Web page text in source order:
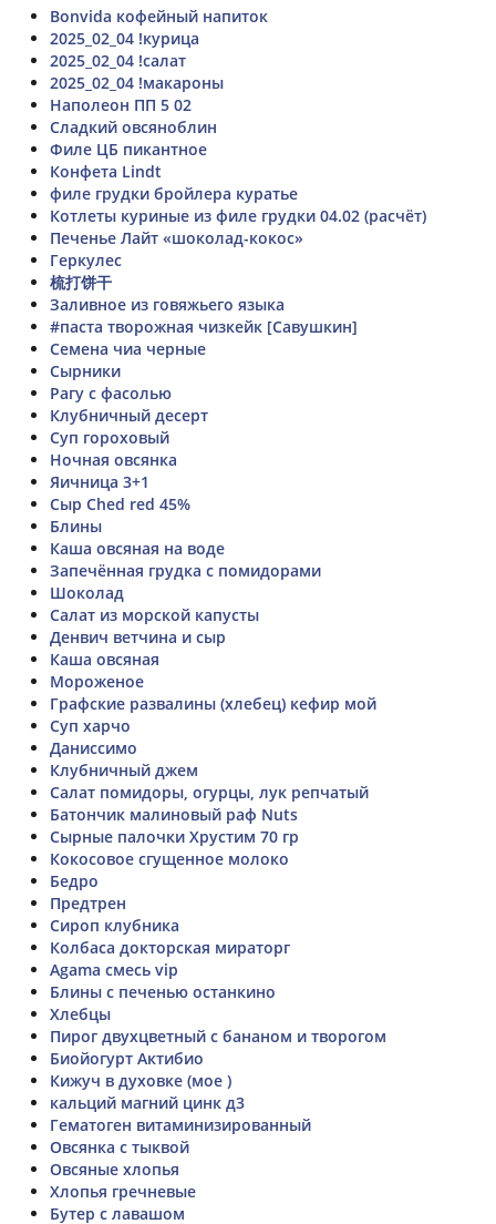
Bonvida кофейный напиток
2025_02_04 !курица
2025_02_04 !салат
2025_02_04 !макароны
Наполеон ПП 5 02
Сладкий овсяноблин
Филе ЦБ пикантное
Конфета Lindt
филе грудки бройлера куратье
Котлеты куриные из филе грудки 04.02 (расчёт)
Печенье Лайт «шоколад-кокос»
Геркулес
梳打饼干
Заливное из говяжьего языка
#паста творожная чизкейк [Савушкин]
Семена чиа черные
Сырники
Рагу с фасолью
Клубничный десерт
Суп гороховый
Ночная овсянка
Яичница 3+1
Сыр Ched red 45%
Блины
Каша овсяная на воде
Запечённая грудка с помидорами
Шоколад
Салат из морской капусты
Денвич ветчина и сыр
Каша овсяная
Мороженое
Графские развалины (хлебец) кефир мой
Суп харчо
Даниссимо
Клубничный джем
Салат помидоры, огурцы, лук репчатый
Батончик малиновый раф Nuts
Сырные палочки Хрустим 70 гр
Кокосовое сгущенное молоко
Бедро
Предтрен
Сироп клубника
Колбаса докторская мираторг
Agama смесь vip
Блины с печенью останкино
Хлебцы
Пирог двухцветный с бананом и творогом
Биойогурт Актибио
Кижуч в духовке (мое )
кальций магний цинк д3
Гематоген витаминизированный
Овсянка с тыквой
Овсяные хлопья
Хлопья гречневые
Бутер с лавашом